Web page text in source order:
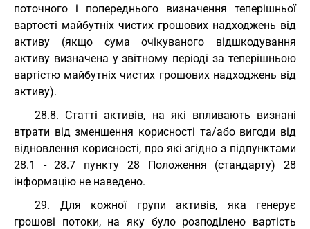
поточного і попереднього визначення теперішньої
вартості майбутніх чистих грошових надходжень від
активу (якщо сума очікуваного відшкодування
активу визначена у звітному періоді за теперішньою
вартістю майбутніх чистих грошових надходжень від
активу).
28.8. Статті активів, на які впливають визнані
втрати від зменшення корисності та/або вигоди від
відновлення корисності, про які згідно з підпунктами
28.1 - 28.7 пункту 28 Положення (стандарту) 28
інформацію не наведено.
29. Для кожної групи активів, яка генерує
грошові потоки, на яку було розподілено вартість